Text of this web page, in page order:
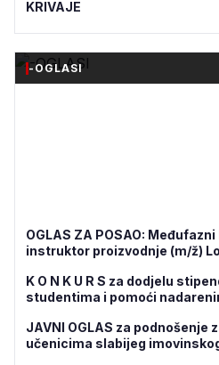
KRIVAJE
-OGLASI
OGLAS ZA POSAO:
instruktor proizvodnje (m/ž)
K O N K U R S za dodjelu
studentima i pomoći
JAVNI OGLAS za podnošenje
učenicima slabijeg